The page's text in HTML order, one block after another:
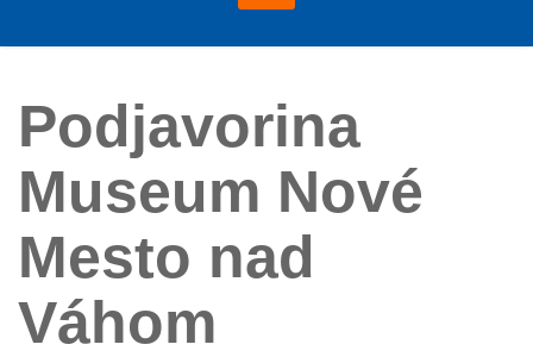
Podjavorina Museum Nové Mesto nad Váhom
Podjavorina
Museum Nové
Mesto nad
Váhom